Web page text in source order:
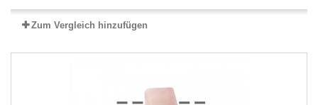
Zum Vergleich hinzufügen